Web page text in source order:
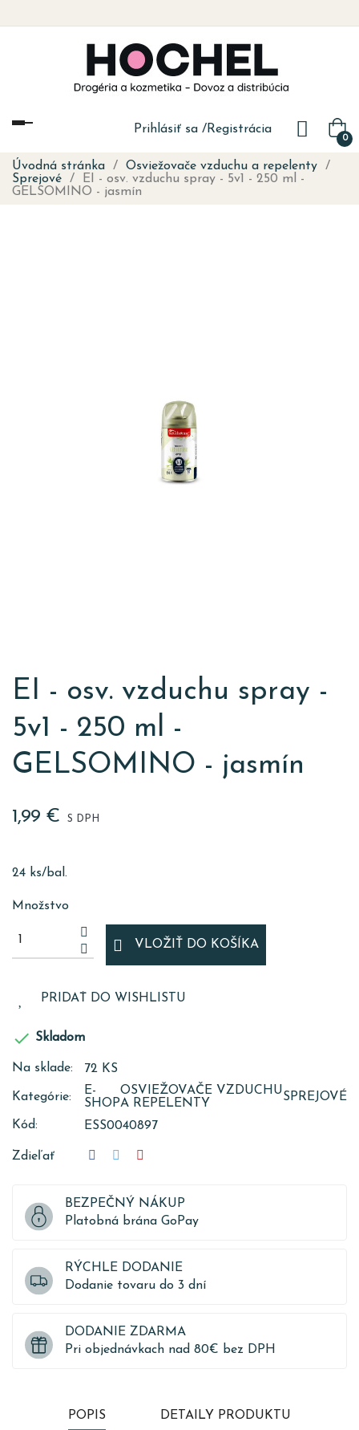
Prihlásiť sa /Registrácia
0
Toggle
Úvodná stránka
Osviežovače vzduchu a repelenty
Sprejové
EI - osv. vzduchu spray - 5v1 - 250 ml -
GELSOMINO - jasmín
EI - osv. vzduchu spray -
5v1 - 250 ml -
GELSOMINO - jasmín
1,99 € S DPH
24 ks/bal.
Množstvo
VLOŽIŤ DO KOŠÍKA
PRIDAŤ DO WISHLISTU
 Skladom
Na sklade: 72 KS
Kategórie:
E-
SHOP
OSVIEŽOVAČE VZDUCHU
A REPELENTY
SPREJOVÉ
Kód: ESS0040897
Zdieľať
BEZPEČNÝ NÁKUP
Platobná brána GoPay
RÝCHLE DODANIE
Dodanie tovaru do 3 dní
DODANIE ZDARMA
Pri objednávkach nad 80€ bez DPH
POPIS DETAILY PRODUKTU